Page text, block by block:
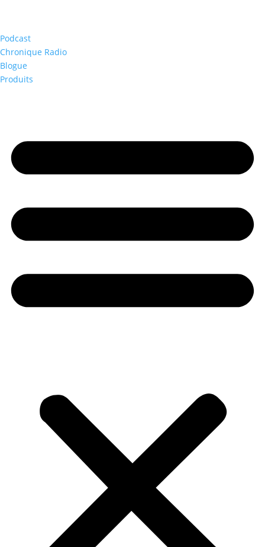
Podcast
Chronique Radio
Blogue
Produits